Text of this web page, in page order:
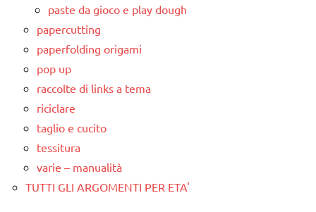
paste da gioco e play dough
papercutting
paperfolding origami
pop up
raccolte di links a tema
riciclare
taglio e cucito
tessitura
varie – manualità
TUTTI GLI ARGOMENTI PER ETA'